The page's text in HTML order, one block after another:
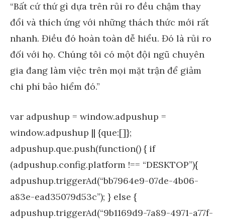
“Bất cứ thứ gì dựa trên rủi ro đều chậm thay
đổi và thích ứng với những thách thức mới rất
nhanh. Điều đó hoàn toàn dễ hiểu. Đó là rủi ro
đối với họ. Chúng tôi có một đội ngũ chuyên
gia đang làm việc trên mọi mặt trận để giảm
chi phí bảo hiểm đó.”
var adpushup = window.adpushup =
window.adpushup || {que:[]};
adpushup.que.push(function() { if
(adpushup.config.platform !== “DESKTOP”){
adpushup.triggerAd(“bb7964e9-07de-4b06-
a83e-ead35079d53c”); } else {
adpushup.triggerAd(“9b1169d9-7a89-4971-a77f-